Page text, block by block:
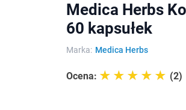
Medica Herbs
60 kapsułek
Marka: Medica Herbs
Ocena: ☆☆☆☆☆
★★★★★ (2)